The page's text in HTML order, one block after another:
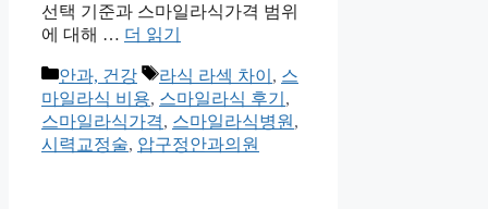
선택 기준과 스마일라식가격 범위
에 대해 … 더 읽기
카
테
고
리
안과, 건강
태
그
라식 라섹 차이 , 스
마일라식 비용, 스마일라식 후기 ,
스마일라식가격, 스마일라식병원 ,
시력교정술, 압구정안과의원